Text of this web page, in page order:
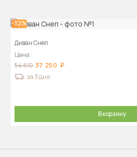
-32%
Диван Снеп
Цена
54 810 37 250
за 3 дня
В корзину